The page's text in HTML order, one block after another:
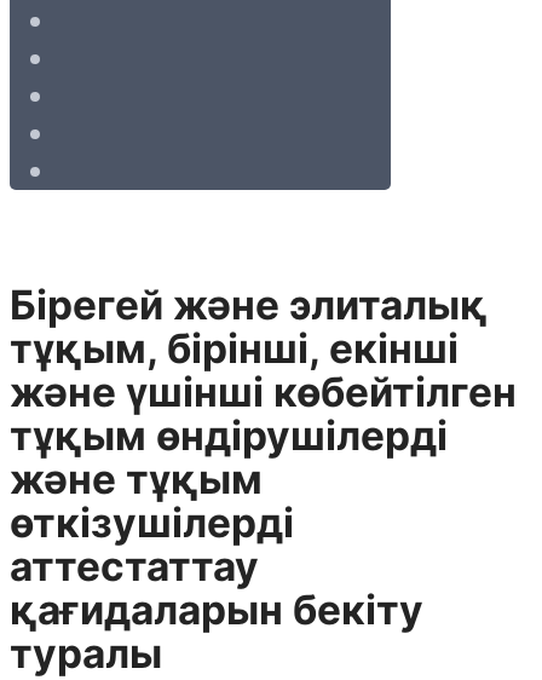
Бірегей және элиталық
тұқым, бірінші, екінші
және үшінші көбейтілген
тұқым өндірушілерді
және тұқым
өткізушілерді
аттестаттау
қағидаларын бекiту
туралы